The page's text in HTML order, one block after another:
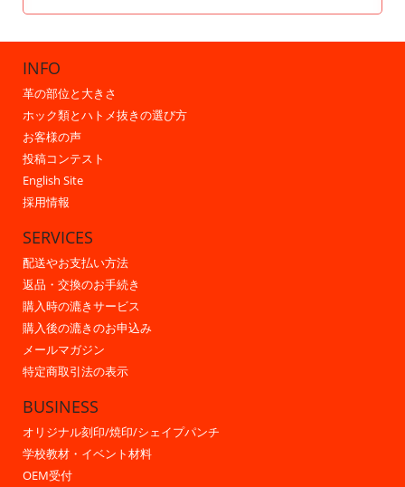
INFO
革の部位と大きさ
ホック類とハトメ抜きの選び方
お客様の声
投稿コンテスト
English Site
採用情報
SERVICES
配送やお支払い方法
返品・交換のお手続き
購入時の漉きサービス
購入後の漉きのお申込み
メールマガジン
特定商取引法の表示
BUSINESS
オリジナル刻印/焼印/シェイプパンチ
学校教材・イベント材料
OEM受付